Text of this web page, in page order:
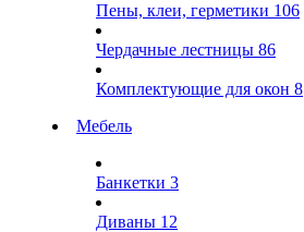
Пены, клеи, герметики 106
Чердачные лестницы 86
Комплектующие для окон 8
Мебель
Банкетки 3
Диваны 12